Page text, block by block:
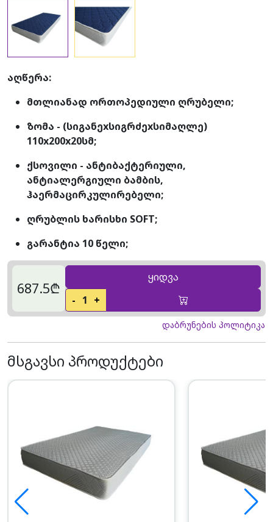
აღწერა:
მთლიანად ორთოპედიული ღრუბელი;
ზომა - (სიგანეxსიგრძეxსიმაღლე)
110x200x20სმ;
ქსოვილი - ანტიბაქტერიული,
ანტიალერგიული ბამბის,
ჰაერმაცირკულირებელი;
ღრუბლის ხარისხი SOFT;
გარანტია 10 წელი;
687.5₾
ყიდვა
- 1 +
დაბრუნების პოლიტიკა
მსგავსი პროდუქტები